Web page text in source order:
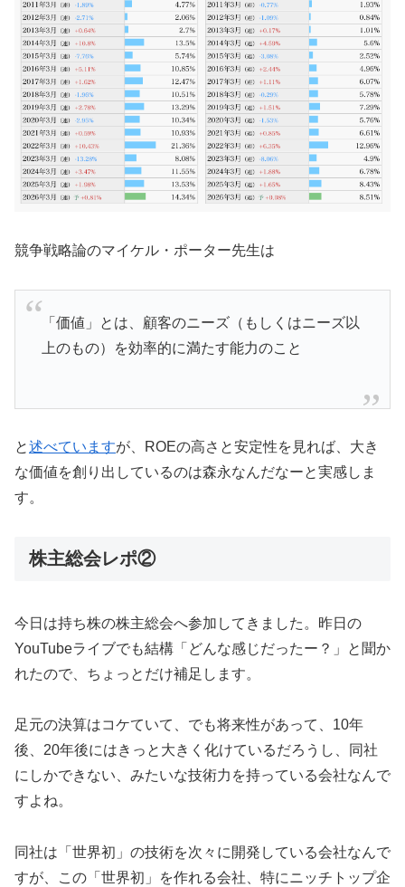
競争戦略論のマイケル・ポーター先生は
「価値」とは、顧客のニーズ（もしくはニーズ以
上のもの）を効率的に満たす能力のこと
と述べていますが、ROEの高さと安定性を見れば、大き
な価値を創り出しているのは森永なんだなーと実感しま
す。
株主総会レポ②
今日は持ち株の株主総会へ参加してきました。昨日の
YouTubeライブでも結構「どんな感じだったー？」と聞か
れたので、ちょっとだけ補足します。
足元の決算はコケていて、でも将来性があって、10年
後、20年後にはきっと大きく化けているだろうし、同社
にしかできない、みたいな技術力を持っている会社なんで
すよね。
同社は「世界初」の技術を次々に開発している会社なんで
すが、この「世界初」を作れる会社、特にニッチトップ企